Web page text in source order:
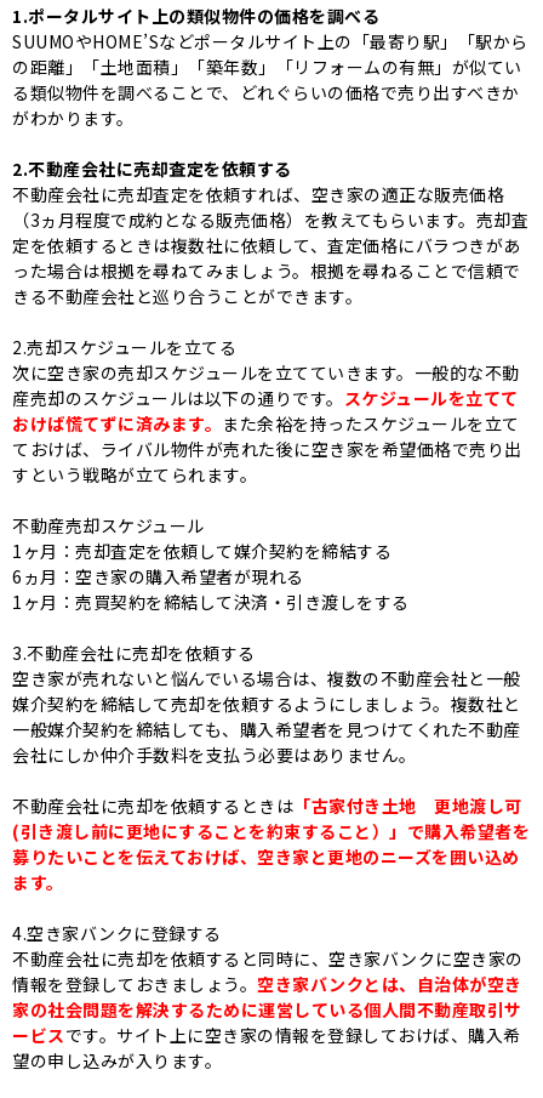
1.ポータルサイト上の類似物件の価格を調べる
SUUMOやHOME’Sなどポータルサイト上の「最寄り駅」「駅から
の距離」「土地面積」「築年数」「リフォームの有無」が似てい
る類似物件を調べることで、どれぐらいの価格で売り出すべきか
がわかります。
2.不動産会社に売却査定を依頼する
不動産会社に売却査定を依頼すれば、空き家の適正な販売価格
（3ヵ月程度で成約となる販売価格）を教えてもらいます。売却査
定を依頼するときは複数社に依頼して、査定価格にバラつきがあ
った場合は根拠を尋ねてみましょう。根拠を尋ねることで信頼で
きる不動産会社と巡り合うことができます。
2.売却スケジュールを立てる
次に空き家の売却スケジュールを立てていきます。一般的な不動
産売却のスケジュールは以下の通りです。 スケジュールを立てて
おけば慌てずに済みます。 また余裕を持ったスケジュールを立て
ておけば、ライバル物件が売れた後に空き家を希望価格で売り出
すという戦略が立てられます。
不動産売却スケジュール
1ヶ月：売却査定を依頼して媒介契約を締結する
6ヵ月：空き家の購入希望者が現れる
1ヶ月：売買契約を締結して決済・引き渡しをする
3.不動産会社に売却を依頼する
空き家が売れないと悩んでいる場合は、複数の不動産会社と一般
媒介契約を締結して売却を依頼するようにしましょう。複数社と
一般媒介契約を締結しても、購入希望者を見つけてくれた不動産
会社にしか仲介手数料を支払う必要はありません。
不動産会社に売却を依頼するときは 「古家付き土地 更地渡し可
(引き渡し前に更地にすることを約束すること）」で購入希望者を
募りたいことを伝えておけば、空き家と更地のニーズを囲い込め
ます。
4.空き家バンクに登録する
不動産会社に売却を依頼すると同時に、空き家バンクに空き家の
情報を登録しておきましょう。 空き家バンクとは、自治体が空き
家の社会問題を解決するために運営している個人間不動産取引サ
ービスです。 サイト上に空き家の情報を登録しておけば、購入希
望の申し込みが入ります。